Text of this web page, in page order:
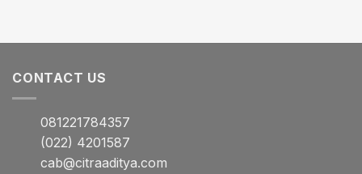
CONTACT US
081221784357
(022) 4201587
cab@citraaditya.com